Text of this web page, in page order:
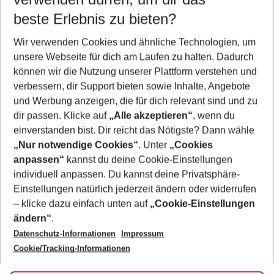
5-8 Nächte
2 Erwachsene Keine Kinder
Mehr Filter anzeigen
Footer
Footer navigation
Über uns
AGB
Bestpreisgarantie
Cookie-Einstellungen ändern
Cookie-Richtlinie
Agenturbetreuung
Barrierefreies Reisen
Folge uns
beste Erlebnis zu bieten?
Wir verwenden Cookies und ähnliche Technologien, um
unsere Webseite für dich am Laufen zu halten. Dadurch
können wir die Nutzung unserer Plattform verstehen und
verbessern, dir Support bieten sowie Inhalte, Angebote
und Werbung anzeigen, die für dich relevant sind und zu
dir passen. Klicke auf „Alle akzeptieren“, wenn du
einverstanden bist. Dir reicht das Nötigste? Dann wähle
„Nur notwendige Cookies“. Unter „Cookies
anpassen“ kannst du deine Cookie-Einstellungen
individuell anpassen. Du kannst deine Privatsphäre-
Einstellungen natürlich jederzeit ändern oder widerrufen
– klicke dazu einfach unten auf „Cookie-Einstellungen
ändern“.
Datenschutz-Informationen
Impressum
Cookie/Tracking-Informationen